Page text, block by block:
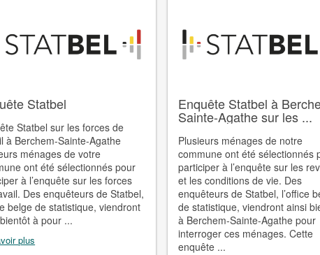
Statbel
Statbel sur les forces de
à Berchem-Sainte-Agathe
ménages de votre
ont été sélectionnés pour
à l’enquête sur les forces
Des enquêteurs de Statbel,
belge de statistique, viendront
à pour ...
plus
Enquête Statbel à
Sainte-Agathe sur les ...
Plusieurs ménages de notre
commune ont été sélectionnés
participer à l’enquête sur les
et les conditions de vie. Des
enquêteurs de Statbel, l’office
de statistique, viendront ainsi
à Berchem-Sainte-Agathe pour
interroger ces ménages. Cette
enquête ...